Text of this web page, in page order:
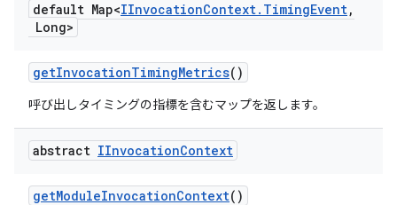
default Map<IInvocationContext. TimingEvent,
Long>
getInvocationTimingMetrics()
呼び出しタイミングの指標を含むマップを返します。
abstract IInvocationContext
getModuleInvocationContext()